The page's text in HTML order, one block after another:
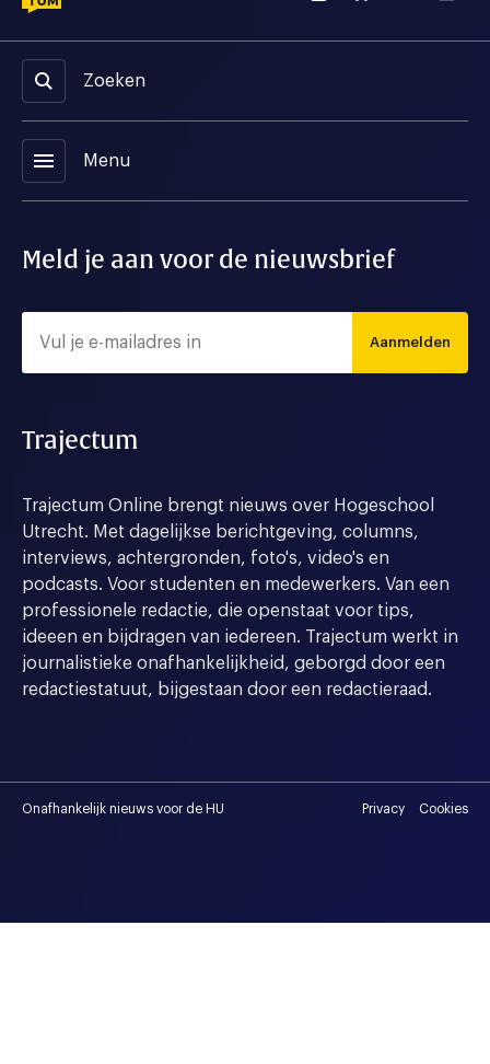
Zoeken
menu Menu
Meld je aan voor de nieuwsbrief
Aanmelden
Trajectum
Trajectum Online brengt nieuws over Hogeschool
Utrecht. Met dagelijkse berichtgeving, columns,
interviews, achtergronden, foto's, video's en
podcasts. Voor studenten en medewerkers. Van een
professionele redactie, die openstaat voor tips,
ideeen en bijdragen van iedereen. Trajectum werkt in
journalistieke onafhankelijkheid, geborgd door een
redactiestatuut, bijgestaan door een redactieraad.
Onafhankelijk nieuws voor de HU Privacy Cookies